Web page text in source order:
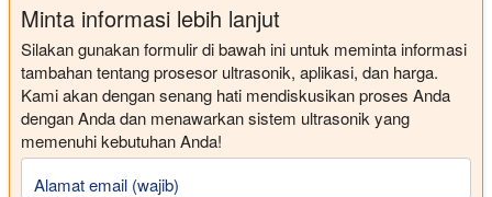
Minta informasi lebih lanjut
Silakan gunakan formulir di bawah ini untuk meminta informasi
tambahan tentang prosesor ultrasonik, aplikasi, dan harga.
Kami akan dengan senang hati mendiskusikan proses Anda
dengan Anda dan menawarkan sistem ultrasonik yang
memenuhi kebutuhan Anda!
Alamat email (wajib)